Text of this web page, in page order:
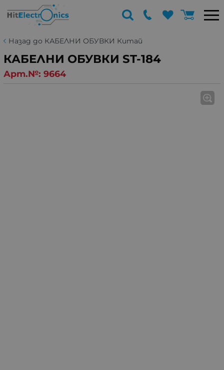
Назад до КАБЕЛНИ ОБУВКИ Китай
КАБЕЛНИ ОБУВКИ ST-184
Арт.№: 9664